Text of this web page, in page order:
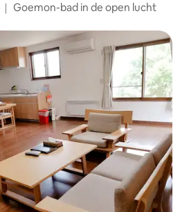
Goemon-bad in de open lucht